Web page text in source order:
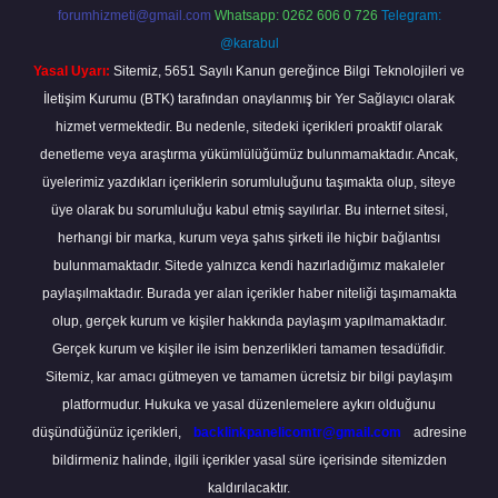
forumhizmeti@gmail.com Whatsapp: 0262 606 0 726 Telegram:
@karabul
Yasal Uyarı: Sitemiz, 5651 Sayılı Kanun gereğince Bilgi Teknolojileri ve
İletişim Kurumu (BTK) tarafından onaylanmış bir Yer Sağlayıcı olarak
hizmet vermektedir. Bu nedenle, sitedeki içerikleri proaktif olarak
denetleme veya araştırma yükümlülüğümüz bulunmamaktadır. Ancak,
üyelerimiz yazdıkları içeriklerin sorumluluğunu taşımakta olup, siteye
üye olarak bu sorumluluğu kabul etmiş sayılırlar. Bu internet sitesi,
herhangi bir marka, kurum veya şahıs şirketi ile hiçbir bağlantısı
bulunmamaktadır. Sitede yalnızca kendi hazırladığımız makaleler
paylaşılmaktadır. Burada yer alan içerikler haber niteliği taşımamakta
olup, gerçek kurum ve kişiler hakkında paylaşım yapılmamaktadır.
Gerçek kurum ve kişiler ile isim benzerlikleri tamamen tesadüfidir.
Sitemiz, kar amacı gütmeyen ve tamamen ücretsiz bir bilgi paylaşım
platformudur. Hukuka ve yasal düzenlemelere aykırı olduğunu
düşündüğünüz içerikleri,
backlinkpanelicomtr@gmail.com
adresine
bildirmeniz halinde, ilgili içerikler yasal süre içerisinde sitemizden
kaldırılacaktır.